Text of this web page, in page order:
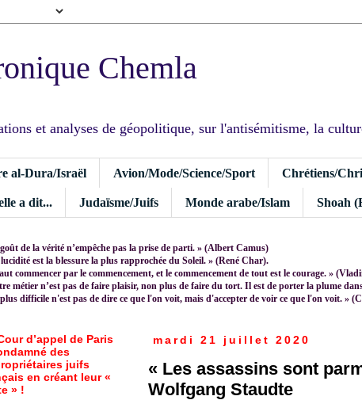
Chemla
et analyses de géopolitique, sur l'antisémitisme, la
al-Dura/Israël Avion/Mode/Science/Sport Chrétiens/
a dit... Judaïsme/Juifs Monde arabe/Islam Shoah
de la vérité n’empêche pas la prise de parti. » (Albert Camus)
est la blessure la plus rapprochée du Soleil. » (René Char).
commencer par le commencement, et le commencement de tout est le courage. »
métier n’est pas de faire plaisir, non plus de faire du tort. Il est de porter la plume
difficile n'est pas de dire ce que l'on voit, mais d'accepter de voir ce que l'on voit. »
mardi 21 juillet 2020
« Les assassins sont
Wolfgang Staudte
d’appel de Paris
des
juifs
en créant leur «
» !